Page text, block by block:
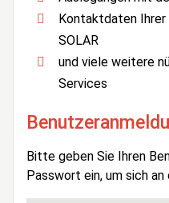
Kontaktdaten Ihrer
SOLAR
und viele weitere
Services
Bitte geben Sie Ihren
Passwort ein, um sich